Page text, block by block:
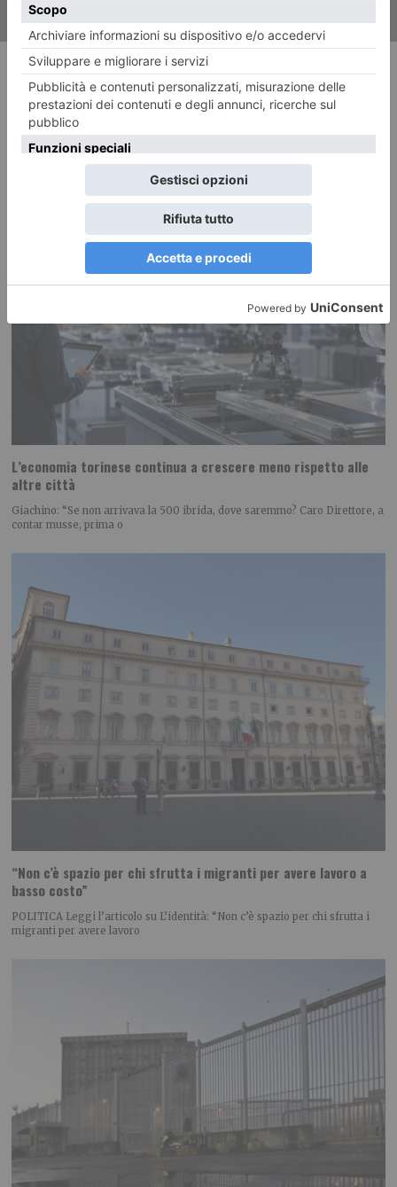
RECENTI:
L’economia torinese continua a crescere meno rispetto alle
altre città
Giachino: “Se non arrivava la 500 ibrida, dove saremmo? Caro Direttore, a
contar musse, prima o
“Non c’è spazio per chi sfrutta i migranti per avere lavoro a
basso costo”
POLITICA Leggi l’articolo su L’identità: “Non c’è spazio per chi sfrutta i
migranti per avere lavoro